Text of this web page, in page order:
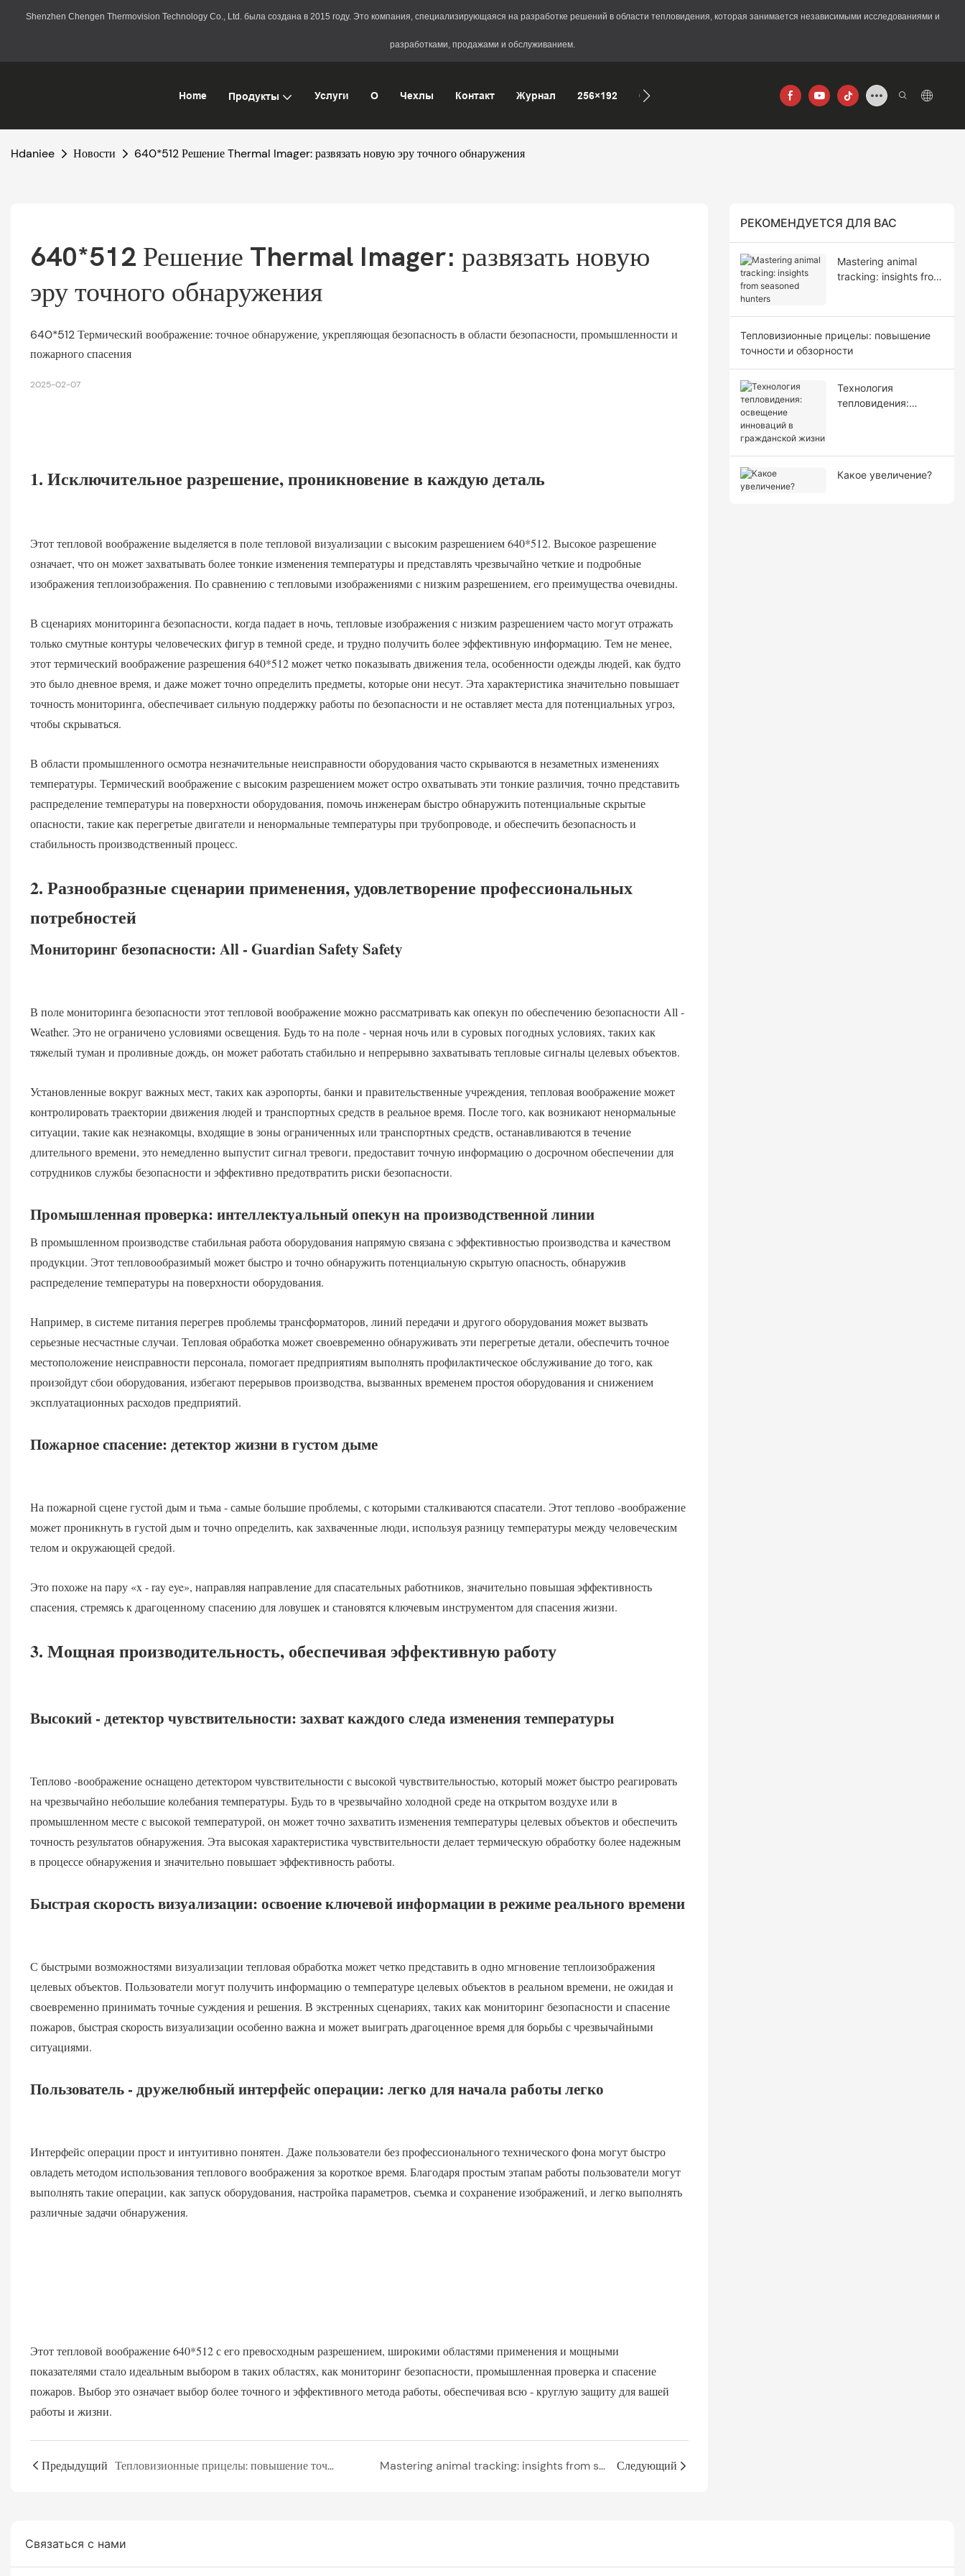
Shenzhen Chengen Thermovision Technology Co., Ltd. была создана в 2015 году. Это компания, специализирующаяся на разработке решений в области тепловидения, которая занимается независимыми исследованиями и
разработками, продажами и обслуживанием.
Home Продукты Услуги О Чехлы Контакт Журнал 256×192 640×512
Hdaniee Новости 640*512 Решение Thermal Imager: развязать новую эру точного обнаружения
640*512 Решение Thermal Imager: развязать новую
эру точного обнаружения
640*512 Термический воображение: точное обнаружение, укрепляющая безопасность в области безопасности, промышленности и
пожарного спасения
2025-02-07
1. Исключительное разрешение, проникновение в каждую деталь
Этот тепловой воображение выделяется в поле тепловой визуализации с высоким разрешением 640*512. Высокое разрешение
означает, что он может захватывать более тонкие изменения температуры и представлять чрезвычайно четкие и подробные
изображения теплоизображения. По сравнению с тепловыми изображениями с низким разрешением, его преимущества очевидны.
В сценариях мониторинга безопасности, когда падает в ночь, тепловые изображения с низким разрешением часто могут отражать
только смутные контуры человеческих фигур в темной среде, и трудно получить более эффективную информацию. Тем не менее,
этот термический воображение разрешения 640*512 может четко показывать движения тела, особенности одежды людей, как будто
это было дневное время, и даже может точно определить предметы, которые они несут. Эта характеристика значительно повышает
точность мониторинга, обеспечивает сильную поддержку работы по безопасности и не оставляет места для потенциальных угроз,
чтобы скрываться.
В области промышленного осмотра незначительные неисправности оборудования часто скрываются в незаметных изменениях
температуры. Термический воображение с высоким разрешением может остро охватывать эти тонкие различия, точно представить
распределение температуры на поверхности оборудования, помочь инженерам быстро обнаружить потенциальные скрытые
опасности, такие как перегретые двигатели и ненормальные температуры при трубопроводе, и обеспечить безопасность и
стабильность производственный процесс.
2. Разнообразные сценарии применения, удовлетворение профессиональных
потребностей
Мониторинг безопасности: All - Guardian Safety Safety
В поле мониторинга безопасности этот тепловой воображение можно рассматривать как опекун по обеспечению безопасности All -
Weather. Это не ограничено условиями освещения. Будь то на поле - черная ночь или в суровых погодных условиях, таких как
тяжелый туман и проливные дождь, он может работать стабильно и непрерывно захватывать тепловые сигналы целевых объектов.
Установленные вокруг важных мест, таких как аэропорты, банки и правительственные учреждения, тепловая воображение может
контролировать траектории движения людей и транспортных средств в реальное время. После того, как возникают ненормальные
ситуации, такие как незнакомцы, входящие в зоны ограниченных или транспортных средств, останавливаются в течение
длительного времени, это немедленно выпустит сигнал тревоги, предоставит точную информацию о досрочном обеспечении для
сотрудников службы безопасности и эффективно предотвратить риски безопасности.
Промышленная проверка: интеллектуальный опекун на производственной линии
В промышленном производстве стабильная работа оборудования напрямую связана с эффективностью производства и качеством
продукции. Этот тепловообразимый может быстро и точно обнаружить потенциальную скрытую опасность, обнаружив
распределение температуры на поверхности оборудования.
Например, в системе питания перегрев проблемы трансформаторов, линий передачи и другого оборудования может вызвать
серьезные несчастные случаи. Тепловая обработка может своевременно обнаруживать эти перегретые детали, обеспечить точное
местоположение неисправности персонала, помогает предприятиям выполнять профилактическое обслуживание до того, как
произойдут сбои оборудования, избегают перерывов производства, вызванных временем простоя оборудования и снижением
эксплуатационных расходов предприятий.
Пожарное спасение: детектор жизни в густом дыме
На пожарной сцене густой дым и тьма - самые большие проблемы, с которыми сталкиваются спасатели. Этот теплово -воображение
может проникнуть в густой дым и точно определить, как захваченные люди, используя разницу температуры между человеческим
телом и окружающей средой.
Это похоже на пару «x - ray eye», направляя направление для спасательных работников, значительно повышая эффективность
спасения, стремясь к драгоценному спасению для ловушек и становятся ключевым инструментом для спасения жизни.
3. Мощная производительность, обеспечивая эффективную работу
Высокий - детектор чувствительности: захват каждого следа изменения температуры
Теплово -воображение оснащено детектором чувствительности с высокой чувствительностью, который может быстро реагировать
на чрезвычайно небольшие колебания температуры. Будь то в чрезвычайно холодной среде на открытом воздухе или в
промышленном месте с высокой температурой, он может точно захватить изменения температуры целевых объектов и обеспечить
точность результатов обнаружения. Эта высокая характеристика чувствительности делает термическую обработку более надежным
в процессе обнаружения и значительно повышает эффективность работы.
Быстрая скорость визуализации: освоение ключевой информации в режиме реального времени
С быстрыми возможностями визуализации тепловая обработка может четко представить в одно мгновение теплоизображения
целевых объектов. Пользователи могут получить информацию о температуре целевых объектов в реальном времени, не ожидая и
своевременно принимать точные суждения и решения. В экстренных сценариях, таких как мониторинг безопасности и спасение
пожаров, быстрая скорость визуализации особенно важна и может выиграть драгоценное время для борьбы с чрезвычайными
ситуациями.
Пользователь - дружелюбный интерфейс операции: легко для начала работы легко
Интерфейс операции прост и интуитивно понятен. Даже пользователи без профессионального технического фона могут быстро
овладеть методом использования теплового воображения за короткое время. Благодаря простым этапам работы пользователи могут
выполнять такие операции, как запуск оборудования, настройка параметров, съемка и сохранение изображений, и легко выполнять
различные задачи обнаружения.
Этот тепловой воображение 640*512 с его превосходным разрешением, широкими областями применения и мощными
показателями стало идеальным выбором в таких областях, как мониторинг безопасности, промышленная проверка и спасение
пожаров. Выбор это означает выбор более точного и эффективного метода работы, обеспечивая всю - круглую защиту для вашей
Предыдущий Тепловизионные прицелы: повышение точности и обзорности Mastering animal tracking: insights from seasoned hunters Следующий
РЕКОМЕНДУЕТСЯ ДЛЯ ВАС
Mastering animal
tracking: insights from
Тепловизионные прицелы: повышение
точности и обзорности
Технология
тепловидения:
Какое увеличение?
Связаться с нами